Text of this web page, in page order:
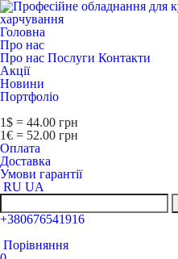
Головна
Про нас
Про нас Послуги Контакти
Акції
Новини
Портфоліо
1$ = 44.00 грн
1€ = 52.00 грн
Оплата
Доставка
Умови гарантії
RU UA
+380676541916
Порівняння